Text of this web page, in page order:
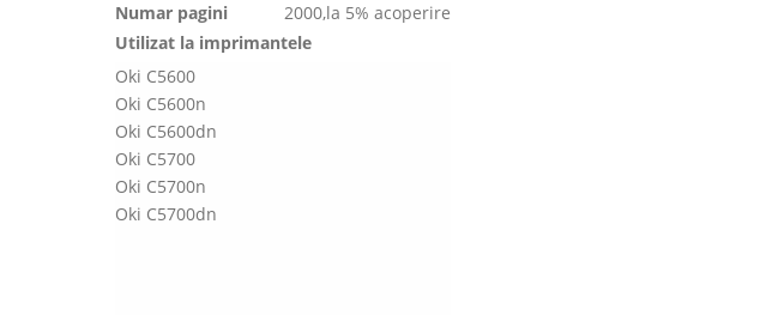
Numar pagini
2000,la 5% acoperire
Utilizat la imprimantele
Oki C5600
Oki C5600n
Oki C5600dn
Oki C5700
Oki C5700n
Oki C5700dn